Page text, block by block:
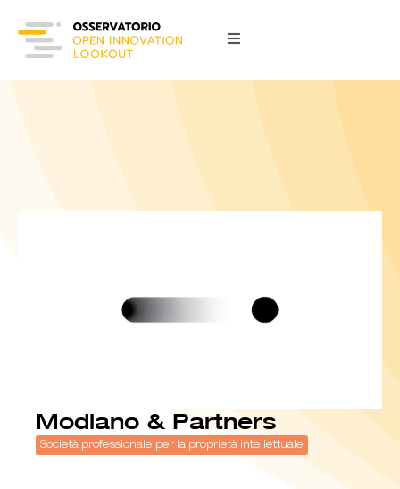
Modiano & Partners
Società professionale per la proprietà intellettuale